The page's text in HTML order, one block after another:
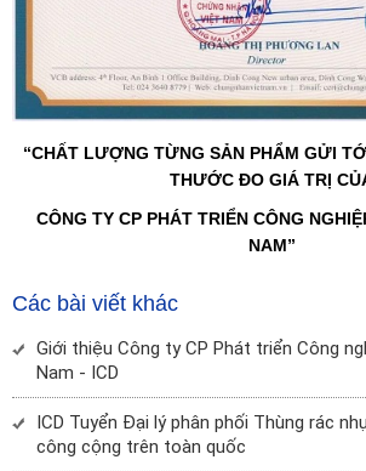
“CHẤT LƯỢNG TỪNG SẢN PHẨM GỬI
THƯỚC ĐO GIÁ TRỊ
CÔNG TY CP PHÁT TRIỂN CÔNG
NAM”
Các bài viết khác
Giới thiệu Công ty CP Phát triển Công
Nam - ICD
ICD Tuyển Đại lý phân phối Thùng rác
công cộng trên toàn quốc